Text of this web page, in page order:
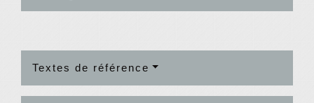
Textes de référence